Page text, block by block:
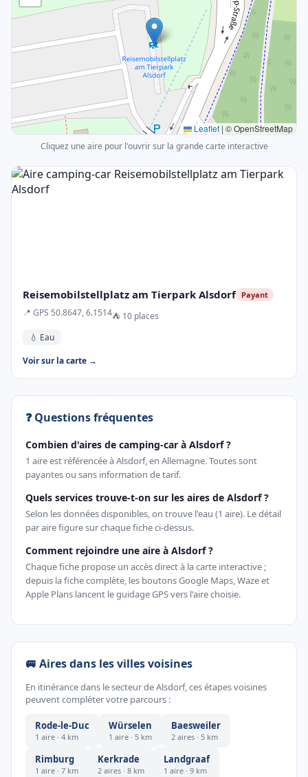
Reisemobilstellplatz am Tierpark Alsdorf Payant
📍 GPS 50.8647, 6.1514⛺ 10 places
💧 Eau
Voir sur la carte →
❓ Questions fréquentes
Combien d'aires de camping-car à Alsdorf ?
1 aire est référencée à Alsdorf, en Allemagne. Toutes sont
payantes ou sans information de tarif.
Quels services trouve-t-on sur les aires de Alsdorf ?
Selon les données disponibles, on trouve l'eau (1 aire). Le détail
par aire figure sur chaque fiche ci-dessus.
Comment rejoindre une aire à Alsdorf ?
Chaque fiche propose un accès direct à la carte interactive ;
depuis la fiche complète, les boutons Google Maps, Waze et
Apple Plans lancent le guidage GPS vers l'aire choisie.
🚐 Aires dans les villes voisines
En itinérance dans le secteur de Alsdorf, ces étapes voisines
peuvent compléter votre parcours :
Rode-le-Duc
1 aire · 4 km
Würselen
1 aire · 5 km
Baesweiler
2 aires · 5 km
Rimburg
1 aire · 7 km
Kerkrade
2 aires · 8 km
Landgraaf
1 aire · 9 km
Leaflet | © OpenStreetMap
Cliquez une aire pour l'ouvrir sur la grande carte interactive